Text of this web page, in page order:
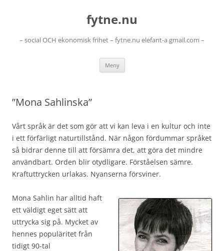
fytne.nu
– social OCH ekonomisk frihet – fytne.nu elefant-a gmail.com –
Meny
”Mona Sahlinska”
Vårt språk är det som gör att vi kan leva i en kultur och inte
i ett förfärligt naturtillstånd. När någon fördummar språket
så bidrar denne till att försämra det, att göra det mindre
användbart. Orden blir otydligare. Förståelsen sämre.
Kraftuttrycken urlakas. Nyanserna försviner.
Mona Sahlin har alltid haft
ett väldigt eget sätt att
uttrycka sig på. Mycket av
hennes populäritet från
tidigt 90-tal